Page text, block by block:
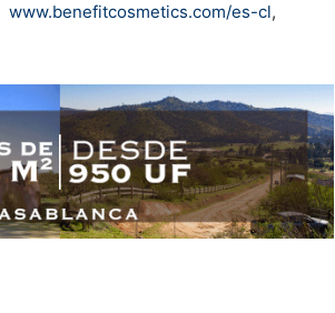
www.benefitcosmetics.com/es-cl,